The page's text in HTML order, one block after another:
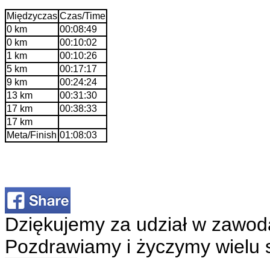
Międzyczas Czas/Time
0 km
00:08:49
0 km
00:10:02
1 km
00:10:26
5 km
00:17:17
9 km
00:24:24
13 km
00:31:30
17 km
00:38:33
17 km
Meta/Finish 01:08:03
Dziękujemy za udział w
Pozdrawiamy i życzymy wielu